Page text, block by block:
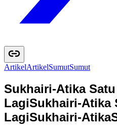
ArtikelArtikelSumutSumut
Sukhairi-Atika
LagiSukhairi-Atika
LagiSukhairi-Atika